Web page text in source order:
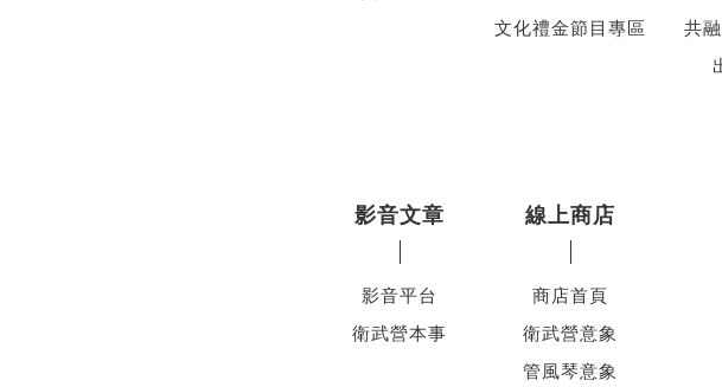
文化禮金節目專區
共
影音文章
影音平台
衛武營本事
線上商店
商店首頁
衛武營意象
管風琴意象